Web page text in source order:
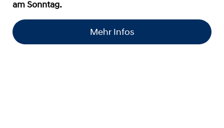
am Sonntag.
Mehr Infos